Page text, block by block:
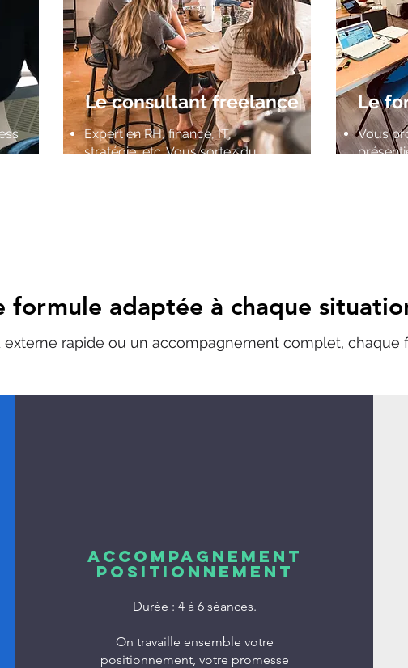
Le consultant freelance
Expert en RH, finance, IT,
stratégie, etc. Vous sortez du
Le
Vous
formule adaptée à chaque
externe rapide ou un accompagnement complet,
Accompagnement
Positionnement
Durée : 4 à 6 séances.
On travaille ensemble votre
positionnement, votre promesse